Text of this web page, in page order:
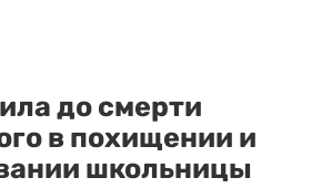
до смерти
в похищении и
школьницы